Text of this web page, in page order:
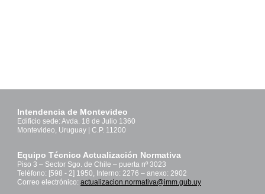
Intendencia de Montevideo
Edificio sede: Avda. 18 de Julio 1360
Montevideo, Uruguay | C.P. 11200
Equipo Técnico Actualización Normativa
Piso 3 – Sector Sgo. de Chile – puerta nº 3023
Teléfono: [598 - 2] 1950, Interno: 2276 – anexo: 2902
Correo electrónico: actualizacion.normativa@imm.gub.uy